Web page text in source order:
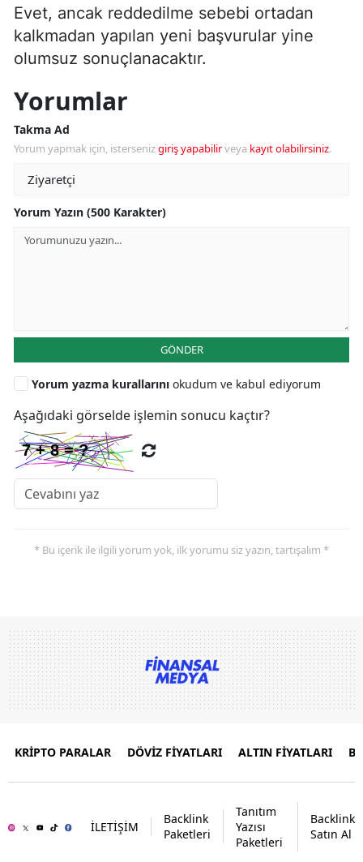
Evet, ancak reddedilme sebebi ortadan
kalkmadan yapılan yeni başvurular yine
olumsuz sonuçlanacaktır.
Yorumlar
Takma Ad
Yorum yapmak için, istersenizgiriş yapabilirveya kayıt olabilirsiniz.
Yorum Yazın (500 Karakter)
GÖNDER
Yorum yazma kurallarını okudum ve kabul ediyorum
Aşağıdaki görselde işlemin sonucu kaçtır?
* Bu içerik ile ilgili yorum yok, ilk yorumu siz yazın, tartışalım *
KRİPTO PARALAR DÖVİZ FİYATLARI ALTIN FİYATLARI
İLETİŞİM
Backlink
Paketleri
Tanıtım
Yazısı
Paketleri
Backlink
Satın Al